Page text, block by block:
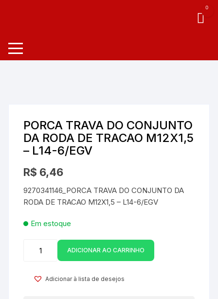
0
PORCA TRAVA DO CONJUNTO
DA RODA DE TRACAO M12X1,5
– L14-6/EGV
R$ 6,46
9270341146_PORCA TRAVA DO CONJUNTO DA
RODA DE TRACAO M12X1,5 – L14-6/EGV
Em estoque
ADICIONAR AO CARRINHO
Adicionar à lista de desejos